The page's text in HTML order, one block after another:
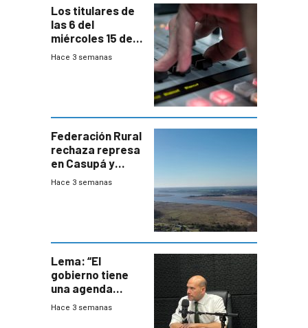
Los titulares de
las 6 del
miércoles 15 de
julio de 2026
Hace 3 semanas
Federación Rural
rechaza represa
en Casupá y
firma demanda
Hace 3 semanas
Lema: “El
gobierno tiene
una agenda
destructiva”
Hace 3 semanas